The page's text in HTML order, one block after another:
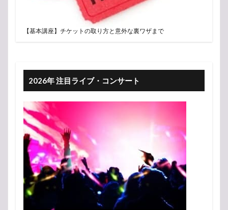
【基本講座】チケットの取り方と意外な裏ワザまで
2026年 注目ライブ・コンサート